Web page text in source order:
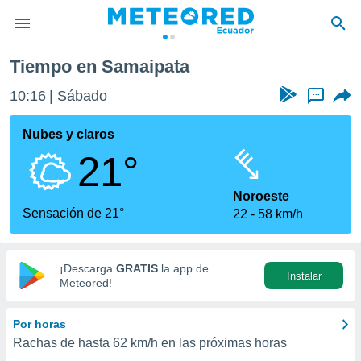
de
ha
calidad.
a este
las
y
digital
basada
Tiempo en Samaipata
10:16 Sábado ...
Nubes y claros
21°
Sensación de 21°
Noroeste
22
58 km/h
¡Descarga GRATIS la app de
Meteored!
Instalar
Por horas
Rachas de hasta 62 km/h en las próximas horas